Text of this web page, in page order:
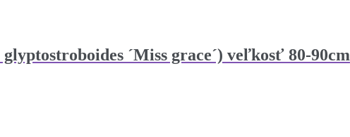
´Miss grace´) veľkosť 80-90cm